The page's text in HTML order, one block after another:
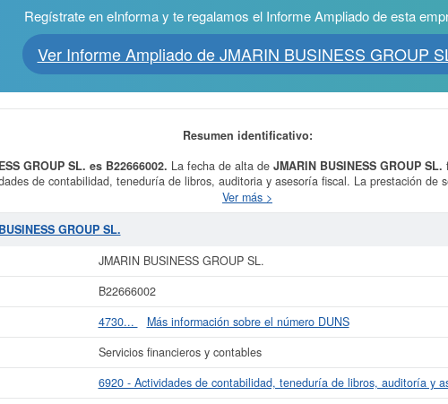
Regístrate en eInforma y te regalamos el Informe Ampliado de esta
Ver Informe Ampliado de JMARIN BUSINESS GROUP
Resumen identificativo:
GROUP SL. es B22666002. La fecha de alta de JMARIN BUSINESS GROUP SL.
de contabilidad, teneduría de libros, auditoria y asesoría fiscal. La prestación de
artificial. El desarrollo, explotación, comercialización y mantenimiento de
clasificada dentro del CNAE en la categoría 6920 - Actividades de contabilidad,
GROUP SL.se encuentra dentro de la clasificación SIC con el número 87210000. Se
empresa es de 0 a 3.100 €. La empresaJMARIN BUSINESS GROUP SL.
más datos de la empresa JMARIN BUSINESS GROUP SL. puede
SL. y consultar los resultados de sus años de actividad, así como los balances y
La última actualización del informe de empresa se ha realizado el 07/08/2026.
Ver más >
GROUP SL.
JMARIN BUSINESS GROUP SL.
B22666002
4730...
Más información sobre el número DUNS
Servicios financieros y contables
6920 - Actividades de contabilidad, teneduría de libros, auditoría y